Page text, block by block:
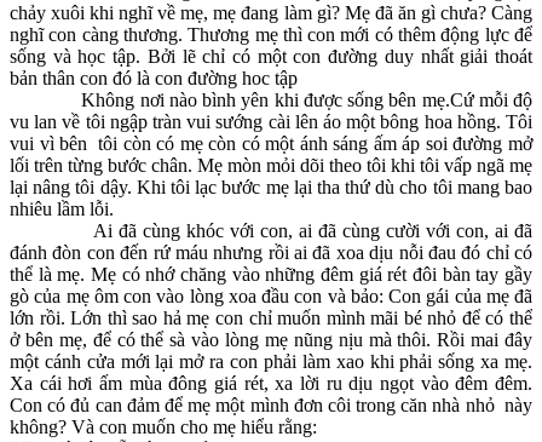
chảy xuôi khi nghĩ về mẹ, mẹ đang làm gì? Mẹ đã ăn gì chưa? Càng
nghĩ con càng thương. Thương mẹ thì con mới có thêm động lực để
sống và học tập. Bởi lẽ chỉ có một con đường duy nhất giải thoát
bản thân con đó là con đường hoc tập
Không nơi nào bình yên khi được sống bên mẹ.Cứ mỗi độ
vu lan về tôi ngập tràn vui sướng cài lên áo một bông hoa hồng. Tôi
vui vì bên tôi còn có mẹ còn có một ánh sáng ấm áp soi đường mở
lối trên từng bước chân. Mẹ mòn mỏi dõi theo tôi khi tôi vấp ngã mẹ
lại nâng tôi dậy. Khi tôi lạc bước mẹ lại tha thứ dù cho tôi mang bao
nhiêu lầm lỗi.
Ai đã cùng khóc với con, ai đã cùng cười với con, ai đã
đánh đòn con đến rứ máu nhưng rồi ai đã xoa dịu nỗi đau đó chỉ có
thể là mẹ. Mẹ có nhớ chăng vào những đêm giá rét đôi bàn tay gầy
gò của mẹ ôm con vào lòng xoa đầu con và bảo: Con gái của mẹ đã
lớn rồi. Lớn thì sao hả mẹ con chỉ muốn mình mãi bé nhỏ để có thể
ở bên mẹ, để có thể sà vào lòng mẹ nũng nịu mà thôi. Rồi mai đây
một cánh cửa mới lại mở ra con phải làm xao khi phải sống xa mẹ.
Xa cái hơi ấm mùa đông giá rét, xa lời ru dịu ngọt vào đêm đêm.
Con có đủ can đảm để mẹ một mình đơn côi trong căn nhà nhỏ này
không? Và con muốn cho mẹ hiểu rằng: